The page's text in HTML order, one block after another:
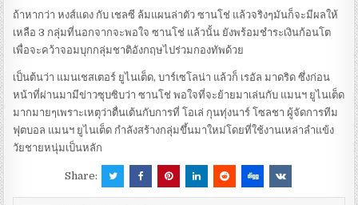
ถ้าหากว่า หงส์แดง กับ เชลซี ล้มแผนล่าตัว ซานโช่ แล้วจริงๆมันก็จะมีผลให้
เหลือ 3 กลุ่มที่นอกจากจะพอใจ ซานโช่ แล้วนั้น ยังพร้อมชำระเงินก้อนโต
เพื่อจะคว้าจอมบุกกลุ่มชาติอังกฤษไปร่วมกองทัพด้วย
เป็นต้นว่า แมนเชสเตอร์ ยูไนเต็ด, บาร์เซโลน่า แล้วก็ เรอัล มาดริด ซึ่งก่อน
หน้าที่ผ่านมามีข่าวซุบซิบว่า ซานโช่ พอใจที่จะย้ายมาเล่นกับ แมนฯ ยูไนเต็ด
มากมายๆเพราะเหตุว่าตื่นเต้นกับการที่ โอเล่ กุนทุ่งนาร์ โซลชา ผู้จัดการทีม
ฟุตบอล แมนฯ ยูไนเต็ด กำลังสร้างกลุ่มขึ้นมาใหม่โดยที่ใช้งานเหล่าลำแข้ง
วัยชายหนุ่มเป็นหลัก
Share: